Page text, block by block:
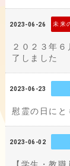
2023-06-26
２０２３年
了しました
2023-06-23
慰霊の日にと
2023-06-02